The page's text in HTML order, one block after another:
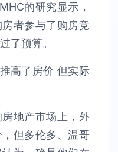
的研究显示，
者参与了购房竞
了预算。
地产市场上，外
但多伦多、温哥